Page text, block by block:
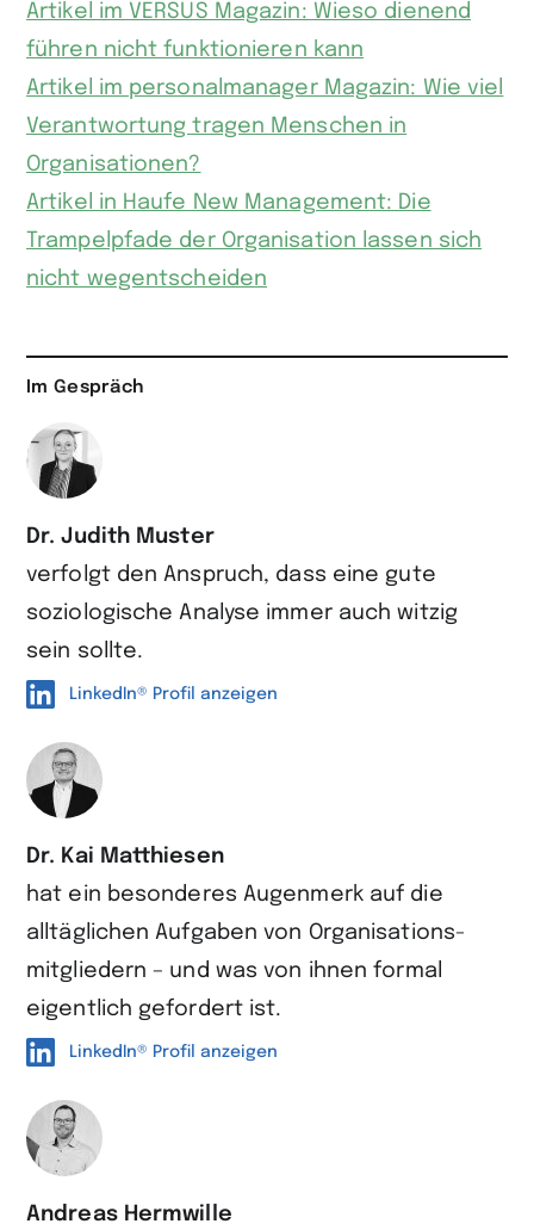
Artikel im VERSUS Magazin: Wieso dienend
führen nicht funktionieren kann
Artikel im personalmanager Magazin: Wie viel
Verantwortung tragen Menschen in
Organisationen?
Artikel in Haufe New Management: Die
Trampelpfade der Organisation lassen sich
nicht wegentscheiden
Im Gespräch
Dr. Judith Muster
verfolgt den Anspruch, dass eine gute
soziologische Analyse immer auch witzig
sein sollte.
LinkedIn® Profil anzeigen
Dr. Kai Matthiesen
hat ein besonderes Augen­merk auf die
alltäglichen Aufgaben von Organisations­
mitgliedern – und was von ihnen formal
eigentlich gefordert ist.
LinkedIn® Profil anzeigen
Andreas Hermwille